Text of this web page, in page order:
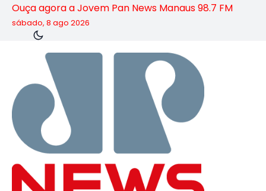
Ouça agora a Jovem Pan News Manaus 98.7 FM
sábado, 8 ago 2026